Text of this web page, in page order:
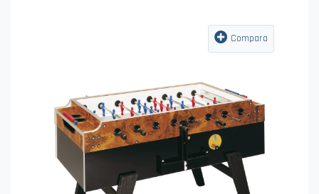
Compara